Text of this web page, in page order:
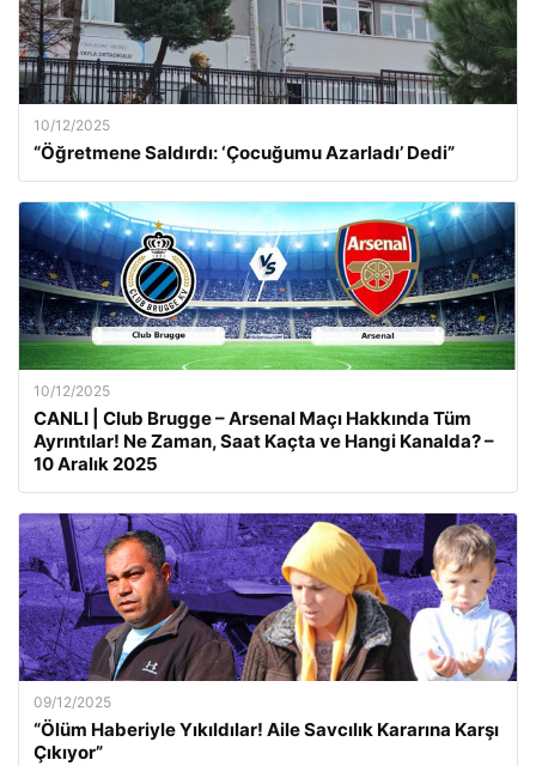
10/12/2025
“Öğretmene Saldırdı: ‘Çocuğumu Azarladı’ Dedi”
10/12/2025
CANLI | Club Brugge – Arsenal Maçı Hakkında Tüm
Ayrıntılar! Ne Zaman, Saat Kaçta ve Hangi Kanalda? –
10 Aralık 2025
09/12/2025
“Ölüm Haberiyle Yıkıldılar! Aile Savcılık Kararına Karşı
Çıkıyor”